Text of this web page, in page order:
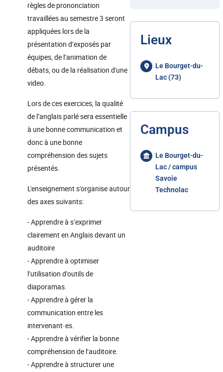
règles de prononciation
travaillées au semestre 3 seront
appliquées lors de la
présentation d’exposés par
équipes, de l’animation de
débats, ou de la réalisation d'une
video.
Lors de ces exercices, la qualité
de l’anglais parlé sera essentielle
à une bonne communication et
donc à une bonne
compréhension des sujets
présentés.
L'enseignement s'organise autour
des axes suivants:
- Apprendre à s’exprimer
clairement en Anglais devant un
auditoire
- Apprendre à optimiser
l’utilisation d'outils de
diaporamas.
- Apprendre à gérer la
communication entre les
intervenant·es.
- Apprendre à vérifier la bonne
compréhension de l’auditoire.
- Apprendre à structurer une
Lieux
Le Bourget-du-
Lac (73)
Campus
Le Bourget-du-
Lac / campus
Savoie
Technolac